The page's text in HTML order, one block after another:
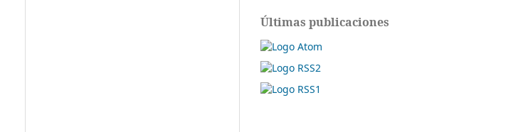
Últimas publicaciones